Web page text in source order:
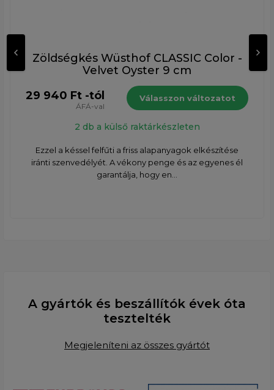
Zöldségkés Wüsthof CLASSIC Color -
Velvet Oyster 9 cm
29 940 Ft -tól
ÁFÁ-val
Válasszon változatot
2 db a külső raktárkészleten
Ezzel a késsel felfűti a friss alapanyagok elkészítése
iránti szenvedélyét. A vékony penge és az egyenes él
garantálja, hogy en...
A gyártók és beszállítók évek óta
tesztelték
Megjeleníteni az összes gyártót